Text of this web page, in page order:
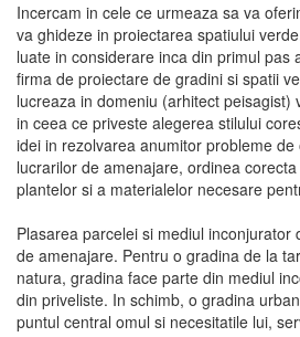
Incercam in cele ce urmeaza sa va
va ghideze in proiectarea spatiului
luate in considerare inca din primul pas
firma de proiectare de gradini si spatii
lucreaza in domeniu (arhitect peisagist)
in ceea ce priveste alegerea stilului
idei in rezolvarea anumitor probleme
lucrarilor de amenajare, ordinea
plantelor si a materialelor necesare
Plasarea parcelei si mediul
de amenajare. Pentru o gradina de la
natura, gradina face parte din mediul
din priveliste. In schimb, o gradina
puntul central omul si necesitatile lui,